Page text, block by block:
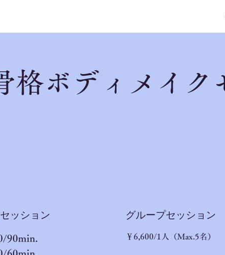
格ボディメイク
ッション
90min.
60min.
​グループセッション
​￥6,600/1人（Max.5名）